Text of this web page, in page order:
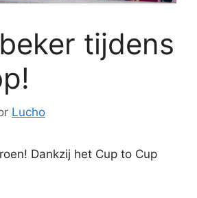
tijdens
Lucho
Dankzij het Cup to Cup